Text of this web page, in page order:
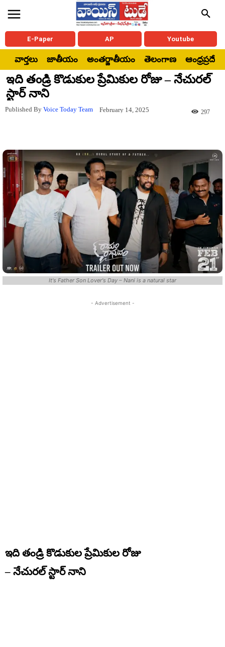
E-Paper AP Youtube
వార్తలు జాతీయం అంతర్జాతీయం తెలంగాణ ఆంధ్రప్రదేశ్
ఇది తండ్రి కొడుకుల ప్రేమికుల రోజు – నేచురల్‌
స్టార్‌ నాని
Published By Voice Today Team February 14, 2025 297
It's Father Son Lover's Day – Nani is a natural star
- Advertisement -
ఇది తండ్రి కొడుకుల ప్రేమికుల రోజు
– నేచురల్‌ స్టార్‌ నాని